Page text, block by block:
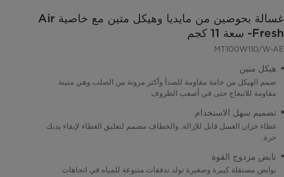
غسالة بحوضين من مايديا وهيكل متين مع خاصية Air
Fresh- سعة 11 كجم
MT100W110/W-AE
هيكل متين
صمم الهيكل من خامة مقاومة للصدأ وأكثر مرونة من الصلب وهي متينة
مقاومة للانبعاج حتى في أصعب الظروف
تصميم سهل الاستخدام
غطاء خزان الغسل قابل للإزالة. والخطاف مصمم لتعليق الغطاء لإبقاء يديك
حرة.
نابض مزدوج القوة
نوابض مستقلة كبيرة وصغيرة تولد تدفقات متنوعة للمياه في اتجاهات